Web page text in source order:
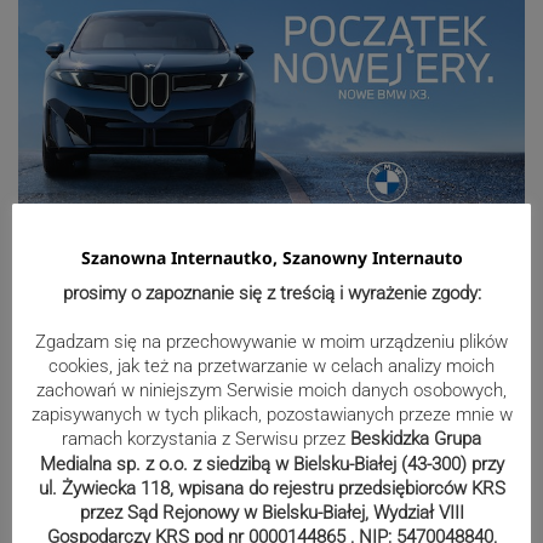
Sport
Mistrzowie świata z MCK Żywiec!
ZDJĘCIA
Bracia Szejowie ruszają po kolejne
Szanowna Internautko, Szanowny Internauto
prosimy o zapoznanie się z treścią i wyrażenie zgody:
Zgadzam się na przechowywanie w moim urządzeniu plików
cookies, jak też na przetwarzanie w celach analizy moich
zachowań w niniejszym Serwisie moich danych osobowych,
zapisywanych w tych plikach, pozostawianych przeze mnie w
ramach korzystania z Serwisu przez Beskidzka Grupa
Medialna sp. z o.o. z siedzibą w Bielsku-Białej (43-300) przy
ul. Żywiecka 118, wpisana do rejestru przedsiębiorców KRS
przez Sąd Rejonowy w Bielsku-Białej, Wydział VIII
Gospodarczy KRS pod nr 0000144865 , NIP: 5470048840,